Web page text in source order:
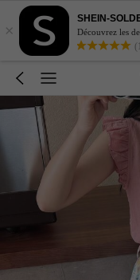
×
SHEIN-
Découvrez les